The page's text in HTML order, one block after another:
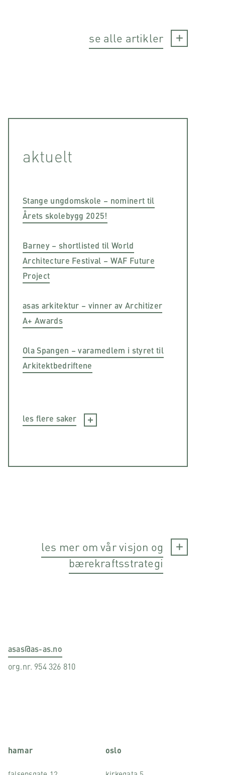
se alle artikler
aktuelt
Stange ungdomskole – nominert til
Årets skolebygg 2025!
Barney – shortlisted til World
Architecture Festival – WAF Future
Project
asas arkitektur – vinner av Architizer
A+ Awards
Ola Spangen – varamedlem i styret til
Arkitektbedriftene
les flere saker
les mer om vår visjon og
bærekraftsstrategi
asas@as-as.no
org.nr. 954 326 810
hamar oslo